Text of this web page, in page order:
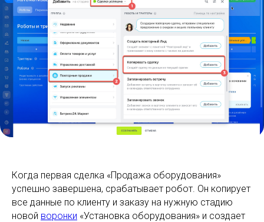
Когда первая сделка «Продажа оборудования»
успешно завершена, срабатывает робот. Он копирует
все данные по клиенту и заказу на нужную стадию
новой воронки «Установка оборудования» и создает